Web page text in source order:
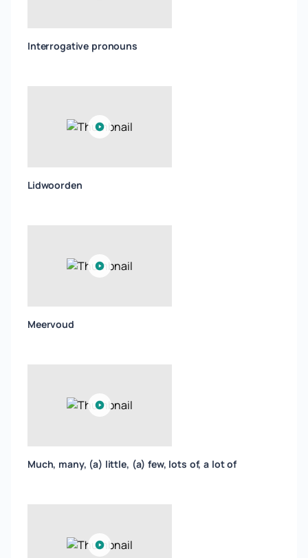
Interrogative pronouns
Lidwoorden
Meervoud
Much, many, (a) little, (a) few, lots of, a lot of